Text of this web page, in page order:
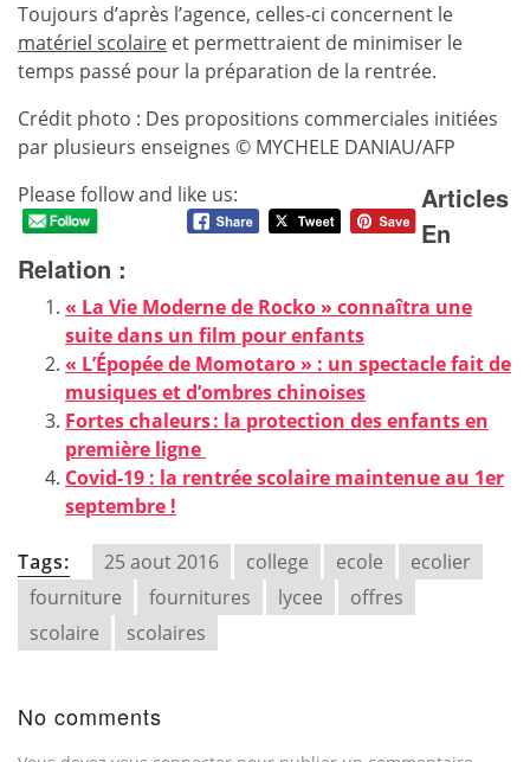
Toujours d’après l’agence, celles-ci concernent le
matériel scolaire et permettraient de minimiser le
temps passé pour la préparation de la rentrée.
Crédit photo : Des propositions commerciales initiées
par plusieurs enseignes © MYCHELE DANIAU/AFP
Please follow and like us:
Articles
En
Relation :
« La Vie Moderne de Rocko » connaîtra une
suite dans un film pour enfants
« L’Épopée de Momotaro » : un spectacle fait de
musiques et d’ombres chinoises
Fortes chaleurs : la protection des enfants en
première ligne
Covid-19 : la rentrée scolaire maintenue au 1er
septembre !
Tags: 25 aout 2016 college ecole
ecolier
fourniture
fournitures lycee
offres
scolaire
scolaires
No comments